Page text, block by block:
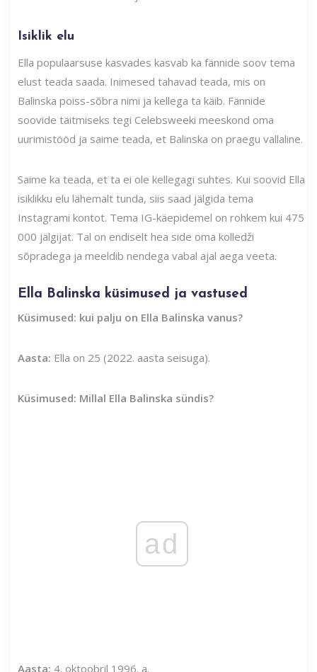
Isiklik elu
Ella populaarsuse kasvades kasvab ka fännide soov tema
elust teada saada. Inimesed tahavad teada, mis on
Balinska poiss-sõbra nimi ja kellega ta käib. Fännide
soovide täitmiseks tegi Celebsweeki meeskond oma
uurimistööd ja saime teada, et Balinska on praegu vallaline.
Saime ka teada, et ta ei ole kellegagi suhtes. Kui soovid Ella
isiklikku elu lähemalt tunda, siis saad jälgida tema
Instagrami kontot. Tema IG-käepidemel on rohkem kui 475
000 jälgijat. Tal on endiselt hea side oma kolledži
sõpradega ja meeldib nendega vabal ajal aega veeta.
Ella Balinska küsimused ja vastused
Küsimused: kui palju on Ella Balinska vanus?
Aasta: Ella on 25 (2022. aasta seisuga).
Küsimused: Millal Ella Balinska sündis?
ad
Aasta: 4. oktoobril 1996. a.